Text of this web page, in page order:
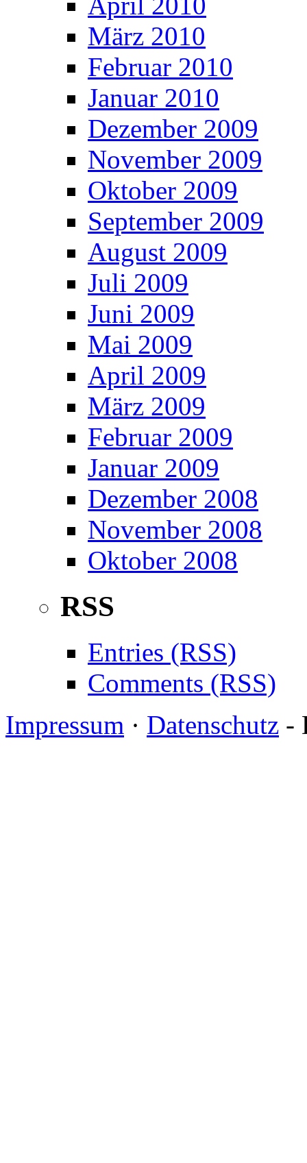
März 2010
Februar 2010
Januar 2010
Dezember 2009
November 2009
Oktober 2009
September 2009
August 2009
Juli 2009
Juni 2009
Mai 2009
April 2009
März 2009
Februar 2009
Januar 2009
Dezember 2008
November 2008
Oktober 2008
RSS
Entries (RSS)
Comments (RSS)
Impressum · Datenschutz -